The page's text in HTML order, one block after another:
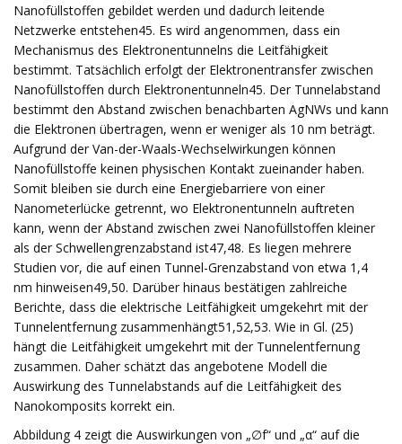
Nanofüllstoffen gebildet werden und dadurch leitende
Netzwerke entstehen45. Es wird angenommen, dass ein
Mechanismus des Elektronentunnelns die Leitfähigkeit
bestimmt. Tatsächlich erfolgt der Elektronentransfer zwischen
Nanofüllstoffen durch Elektronentunneln45. Der Tunnelabstand
bestimmt den Abstand zwischen benachbarten AgNWs und kann
die Elektronen übertragen, wenn er weniger als 10 nm beträgt.
Aufgrund der Van-der-Waals-Wechselwirkungen können
Nanofüllstoffe keinen physischen Kontakt zueinander haben.
Somit bleiben sie durch eine Energiebarriere von einer
Nanometerlücke getrennt, wo Elektronentunneln auftreten
kann, wenn der Abstand zwischen zwei Nanofüllstoffen kleiner
als der Schwellengrenzabstand ist47,48. Es liegen mehrere
Studien vor, die auf einen Tunnel-Grenzabstand von etwa 1,4
nm hinweisen49,50. Darüber hinaus bestätigen zahlreiche
Berichte, dass die elektrische Leitfähigkeit umgekehrt mit der
Tunnelentfernung zusammenhängt51,52,53. Wie in Gl. (25)
hängt die Leitfähigkeit umgekehrt mit der Tunnelentfernung
zusammen. Daher schätzt das angebotene Modell die
Auswirkung des Tunnelabstands auf die Leitfähigkeit des
Nanokomposits korrekt ein.
Abbildung 4 zeigt die Auswirkungen von „∅f“ und „α“ auf die